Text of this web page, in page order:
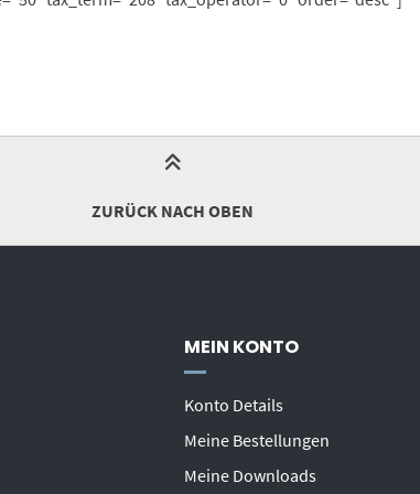
ZURÜCK NACH OBEN
MEIN KONTO
Konto Details
Meine Bestellungen
Meine Downloads